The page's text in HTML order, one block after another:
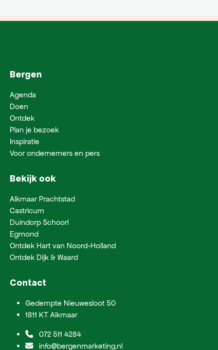
Bergen
Agenda
Doen
Ontdek
Plan je bezoek
Inspiratie
Voor ondernemers en pers
Bekijk ook
Alkmaar Prachtstad
Castricum
Duindorp Schoorl
Egmond
Ontdek Hart van Noord-Holland
Ontdek Dijk & Waard
Contact
Gedempte Nieuwesloot 50
1811 KT Alkmaar
072 511 4284
info@bergenmarketing.nl